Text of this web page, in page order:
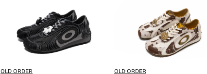
OLD ORDER
OLD ORDER